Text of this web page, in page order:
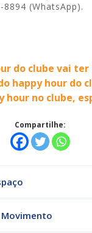
(WhatsApp).
do clube vai
happy hour do
hour no clube,
Compartilhe:
Movimento